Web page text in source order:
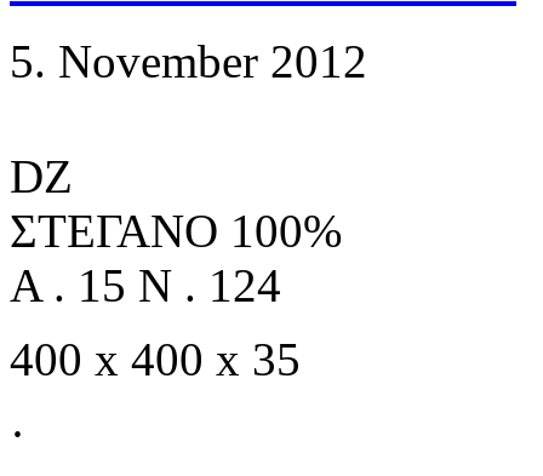
5. November 2012
DZ
ΣΤΕΓΑΝΟ 100%
A . 15 N . 124
400 x 400 x 35
·